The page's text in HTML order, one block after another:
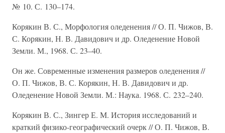
№ 10. С. 130–174.
Корякин В. С., Морфология оледенения // О. П. Чижов, В.
С. Корякин, Н. В. Давидович и др. Оледенение Новой
Земли. М., 1968. С. 23–40.
Он же. Современные изменения размеров оледенения //
О. П. Чижов, В. С. Корякин, Н. В. Давидович и др.
Оледенение Новой Земли. М.: Наука. 1968. С. 232–240.
Корякин В. С., Зингер Е. М. История исследований и
краткий физико-географический очерк // О. П. Чижов, В.